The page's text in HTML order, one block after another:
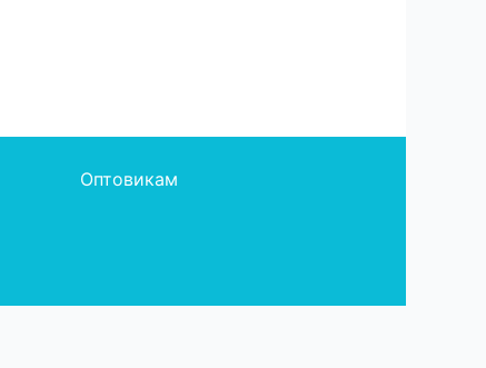
Оптовикам